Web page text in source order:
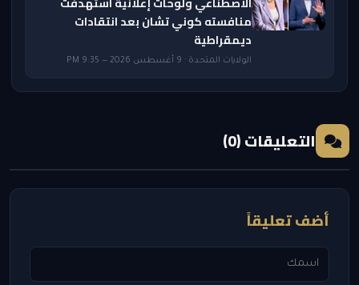
منافسته كوني تشان بعد انتقادات
ديمقراطية
الولايات المتحدة · 9 أغسطس 2026 — 9:35 PM
التعليقات (0)
أضف تعليقاً